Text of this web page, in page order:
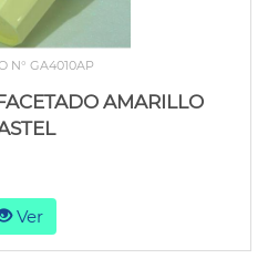
N° GA4010AP
AMARILLO
Ver